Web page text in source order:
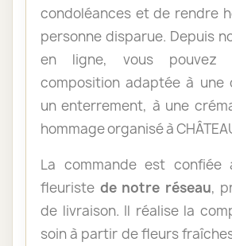
condoléances et de rendre
personne disparue. Depuis
en ligne, vous pouvez
composition adaptée à une
un enterrement, à une
hommage organisé à
La commande est confiée
fleuriste de notre réseau,
de livraison. Il réalise la
soin à partir de fleurs